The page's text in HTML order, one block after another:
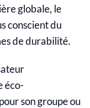
globale, le
conscient du
de durabilité.
éco-
son groupe ou